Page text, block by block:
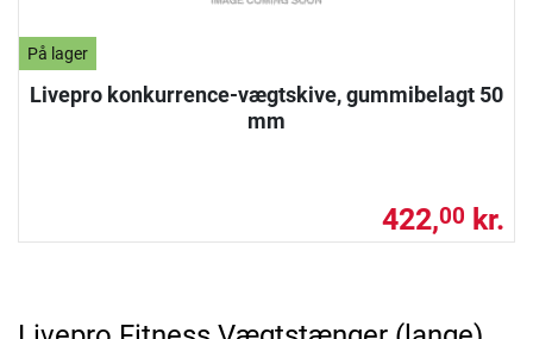
På lager
Livepro konkurrence-vægtskive, gummibelagt 50
mm
422,00 kr.